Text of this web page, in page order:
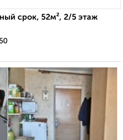
срок, 52м², 2/5 этаж